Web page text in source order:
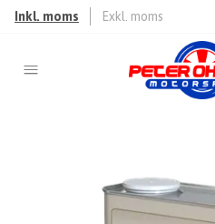
Inkl. moms Exkl. moms